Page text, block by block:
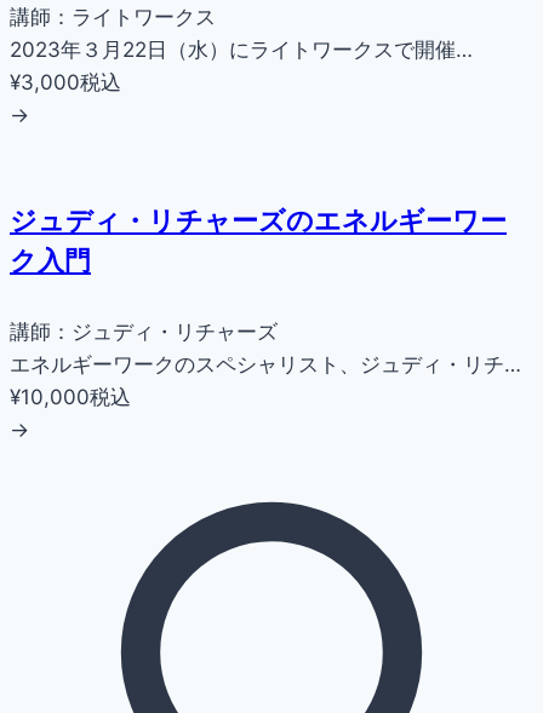
講師：ライトワークス
2023年３月22日（水）にライトワークスで開催…
¥3,000税込
→
ジュディ・リチャーズのエネルギーワー
ク入門
講師：ジュディ・リチャーズ
エネルギーワークのスペシャリスト、ジュディ・リチ…
¥10,000税込
→